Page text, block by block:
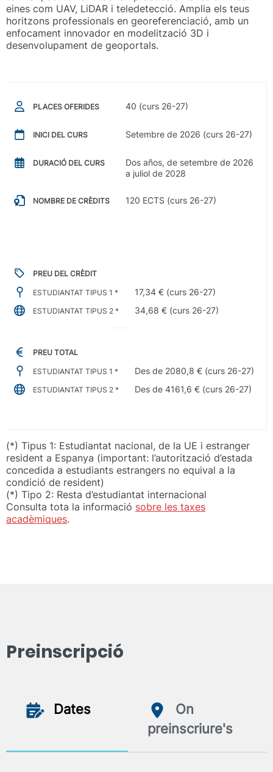
eines com UAV, LiDAR i teledetecció. Amplia els teus
horitzons professionals en georeferenciació, amb un
enfocament innovador en modelització 3D i
desenvolupament de geoportals.
PLACES OFERIDES 40 (curs 26-27)
INICI DEL CURS Setembre de 2026 (curs 26-27)
DURACIÓ DEL CURS
Dos años, de setembre de 2026
a juliol de 2028
NOMBRE DE CRÈDITS 120 ECTS (curs 26-27)
PREU DEL CRÈDIT
ESTUDIANTAT TIPUS 1 * 17,34 € (curs 26-27)
ESTUDIANTAT TIPUS 2 * 34,68 € (curs 26-27)
PREU TOTAL
ESTUDIANTAT TIPUS 1 * Des de 2080,8 € (curs 26-27)
ESTUDIANTAT TIPUS 2 * Des de 4161,6 € (curs 26-27)
(*) Tipus 1: Estudiantat nacional, de la UE i estranger
resident a Espanya (important: l’autorització d’estada
concedida a estudiants estrangers no equival a la
condició de resident)
(*) Tipo 2: Resta d’estudiantat internacional
Consulta tota la informació sobre les taxes
acadèmiques.
Preinscripció
Dates
On
preinscriure's